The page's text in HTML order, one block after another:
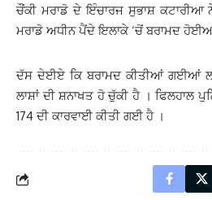
ਚੌਂਕੀ ਮਰਾਡੋ ਦੇ ਇੰਚਾਰਜ ਸੁਭਾਸ਼ ਕਟਾਰੀਆ
ਮਰਾਡੋ ਅਧੀਨ ਪੈਂਦੇ ਇਲਾਕੇ ‘ਚੋਂ ਬਰਾਮਦ
ਦੱਸ ਦੇਈਏ ਕਿ ਬਰਾਮਦ ਕੀਤੀਆਂ ਗਈਆਂ
ਲਾਸ਼ਾਂ ਦੀ ਸ਼ਨਾਖਤ ਹੋ ਚੁੱਕੀ ਹੈ । ਫਿਲਹਾਲ
174 ਦੀ ਕਾਰਵਾਈ ਕੀਤੀ ਗਈ ਹੈ ।